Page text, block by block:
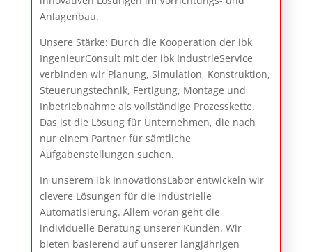
Anlagenbau.
Unsere Stärke: Durch die Kooperation der ibk
IngenieurConsult mit der ibk IndustrieService
verbinden wir Planung, Simulation, Konstruktion,
Steuerungstechnik, Fertigung, Montage und
Inbetriebnahme als vollständige Prozesskette.
Das ist die Lösung für Unternehmen, die nach
nur einem Partner für sämtliche
Aufgabenstellungen suchen.
In unserem ibk InnovationsLabor entwickeln wir
clevere Lösungen für die industrielle
Automatisierung. Allem voran geht die
individuelle Beratung unserer Kunden. Wir
bieten basierend auf unserer langjährigen